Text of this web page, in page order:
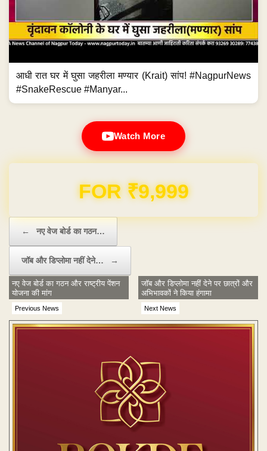
आधी रात घर में घुसा जहरीला मण्यार (Krait) सांप! #NagpurNews
#SnakeRescue #Manyar...
Watch More
Domain & Hosting FREE for 1 Year
← नए वेज बोर्ड का गठन…
जॉब और डिप्लोमा नहीं देने… →
Previous News
नए वेज बोर्ड का गठन और राष्ट्रीय पेंशन
योजना की मांग
Next News
जॉब और डिप्लोमा नहीं देने पर छात्रों और
अभिभावकों ने किया हंगामा